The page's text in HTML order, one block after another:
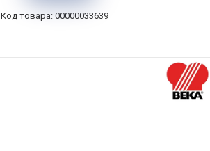
Код товара: 00000033639